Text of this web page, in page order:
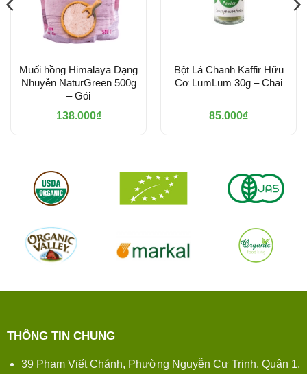
Muối hồng Himalaya Dạng
Nhuyễn NaturGreen 500g
– Gói
138.000₫
Bột Lá Chanh Kaffir Hữu
Cơ LumLum 30g – Chai
85.000₫
THÔNG TIN CHUNG
39 Phạm Viết Chánh, Phường Nguyễn Cư Trinh, Quận 1,